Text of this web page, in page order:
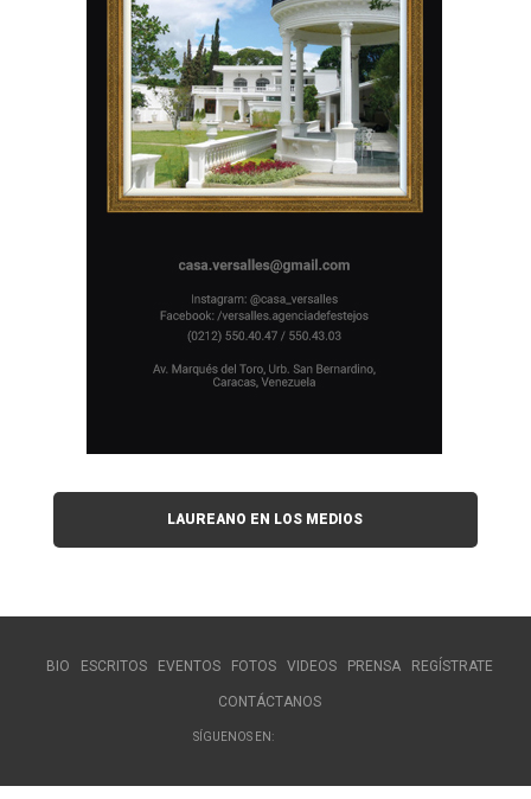
LAUREANO EN LOS MEDIOS
BIO ESCRITOS EVENTOS FOTOS VIDEOS PRENSA REGÍSTRATE
CONTÁCTANOS
SÍGUENOS EN: